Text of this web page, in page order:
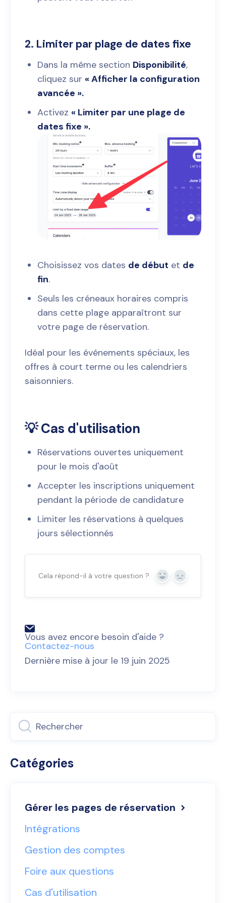
2. Limiter par plage de dates fixe
Dans la même section Disponibilité,
cliquez sur « Afficher la configuration
avancée ».
Activez « Limiter par une plage de
dates fixe ».
Choisissez vos dates de début et de
fin.
Seuls les créneaux horaires compris
dans cette plage apparaîtront sur
votre page de réservation.
Idéal pour les événements spéciaux, les
offres à court terme ou les calendriers
saisonniers.
💡 Cas d'utilisation
Réservations ouvertes uniquement
pour le mois d'août
Accepter les inscriptions uniquement
pendant la période de candidature
Limiter les réservations à quelques
jours sélectionnés
Cela répond-il à votre question ? Oui Non
Vous avez encore besoin d'aide ?
Contactez-nous
Dernière mise à jour le 19 juin 2025
Catégories
Gérer les pages de réservation
Intégrations
Gestion des comptes
Foire aux questions
Cas d'utilisation